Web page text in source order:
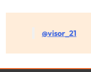
@visor_21